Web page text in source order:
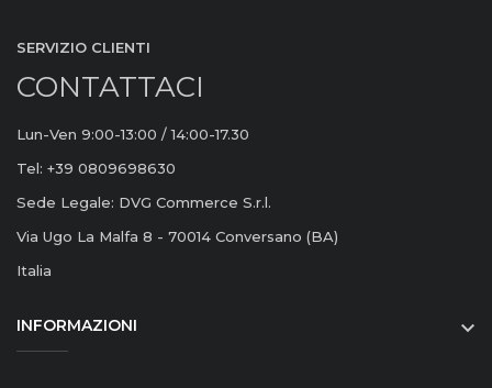
SERVIZIO CLIENTI
CONTATTACI
Lun-Ven 9:00-13:00 / 14:00-17.30
Tel: +39 0809698630
Sede Legale: DVG Commerce S.r.l.
Via Ugo La Malfa 8 - 70014 Conversano (BA)
Italia
INFORMAZIONI 